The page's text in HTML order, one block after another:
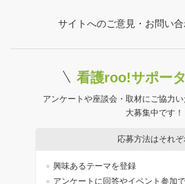
サイトへのご意見・お問い
看護roo!サポー
アンケートや座談会・取材にご協力い
大募集中です！
応募方法はそれ
興味あるテーマを登録
アンケートに回答やイベント参加